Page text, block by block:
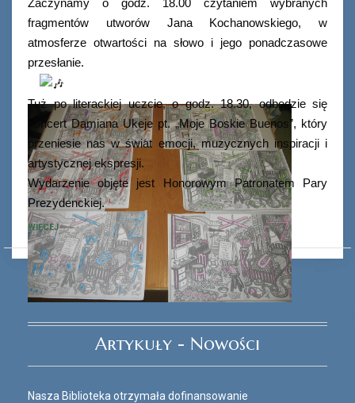
Ferie_2017_ODD_3.JPG
Zaczynamy o godz. 18.00 czytaniem wybranych
fragmentów utworów Jana Kochanowskiego, w
atmosferze otwartości na słowo i jego ponadczasowe
przesłanie.
Tuż po literackiej uczcie, o godz. 18.30, odbędzie się
koncert Damiana Ukeje pt. „Moje Boskie Buenos”, który
przeniesie nas w świat emocji, muzycznych inspiracji i
artystycznej ekspresji.
Wydarzenie objęte jest Honorowym Patronatem Pary
Prezydenckiej.
WIĘCEJ
Artykuły - Nowości
Nasza Biblioteka otrzymała dofinansowanie